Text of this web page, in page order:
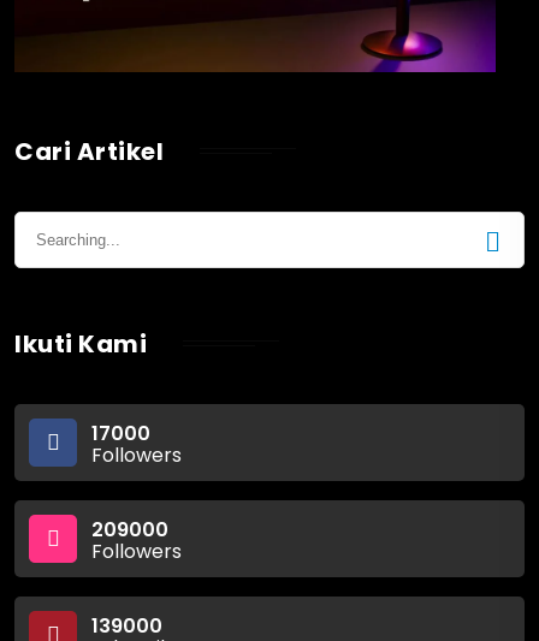
Cari Artikel
Ikuti Kami
17000
Followers
209000
Followers
139000